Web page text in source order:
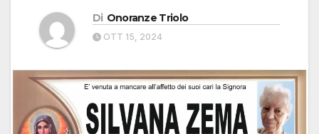
Di Onoranze Triolo
OTT 15, 2024